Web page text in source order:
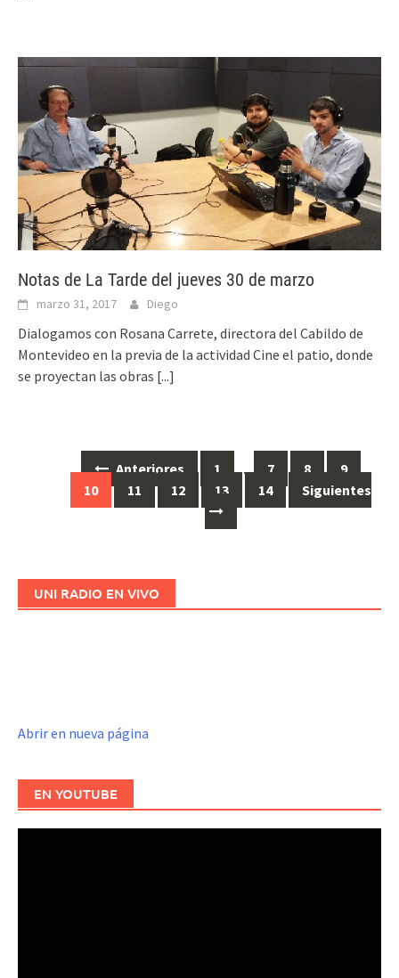
Notas de La Tarde del jueves 30 de marzo
marzo 31, 2017 Diego
Dialogamos con Rosana Carrete, directora del Cabildo de
Montevideo en la previa de la actividad Cine el patio, donde
se proyectan las obras [...]
Anteriores 1 … 7 8
9
10
11 12 13 14 Siguientes
UNI RADIO EN VIVO
Abrir en nueva página
EN YOUTUBE